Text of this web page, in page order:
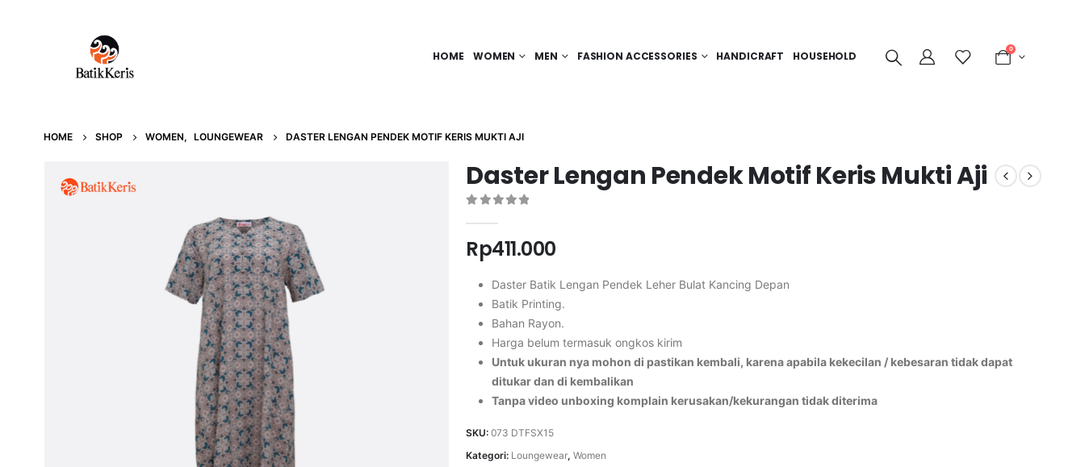
HOME WOMEN MEN FASHION ACCESSORIES HANDICRAFT HOUSEHOLD
0
HOME SHOP WOMEN, LOUNGEWEAR DASTER LENGAN PENDEK MOTIF KERIS MUKTI AJI
Daster Lengan Pendek Motif Keris Mukti Aji
Rp411.000
Daster Batik Lengan Pendek Leher Bulat Kancing Depan
Batik Printing.
Bahan Rayon.
Harga belum termasuk ongkos kirim
Untuk ukuran nya mohon di pastikan kembali, karena apabila kekecilan / kebesaran tidak dapat
ditukar dan di kembalikan
Tanpa video unboxing komplain kerusakan/kekurangan tidak diterima
SKU:073 DTFSX15
Kategori: Loungewear,Women